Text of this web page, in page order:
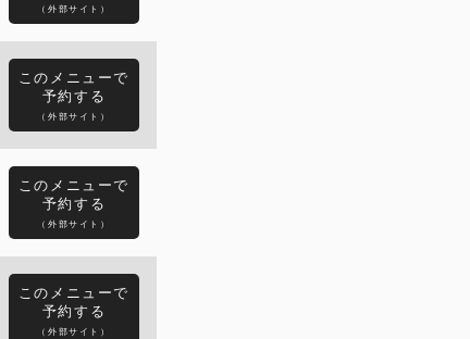
（外部サイト）
このメニューで
予約する
（外部サイト）
このメニューで
予約する
（外部サイト）
このメニューで
予約する
（外部サイト）